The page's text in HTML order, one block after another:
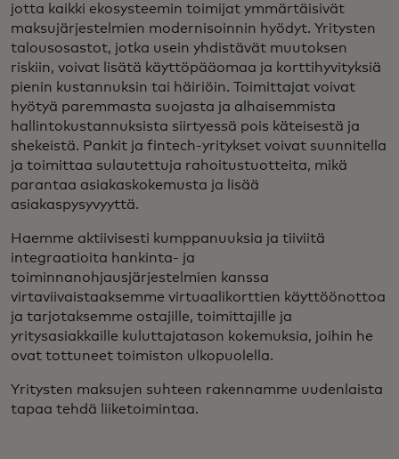
jotta kaikki ekosysteemin toimijat ymmärtäisivät
maksujärjestelmien modernisoinnin hyödyt. Yritysten
talousosastot, jotka usein yhdistävät muutoksen
riskiin, voivat lisätä käyttöpääomaa ja korttihyvityksiä
pienin kustannuksin tai häiriöin. Toimittajat voivat
hyötyä paremmasta suojasta ja alhaisemmista
hallintokustannuksista siirtyessä pois käteisestä ja
shekeistä. Pankit ja fintech-yritykset voivat suunnitella
ja toimittaa sulautettuja rahoitustuotteita, mikä
parantaa asiakaskokemusta ja lisää
asiakaspysyvyyttä.
Haemme aktiivisesti kumppanuuksia ja tiiviitä
integraatioita hankinta- ja
toiminnanohjausjärjestelmien kanssa
virtaviivaistaaksemme virtuaalikorttien käyttöönottoa
ja tarjotaksemme ostajille, toimittajille ja
yritysasiakkaille kuluttajatason kokemuksia, joihin he
ovat tottuneet toimiston ulkopuolella.
Yritysten maksujen suhteen rakennamme uudenlaista
tapaa tehdä liiketoimintaa.